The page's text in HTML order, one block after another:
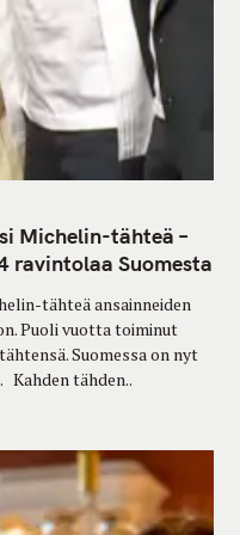
Michelin-tähteä –
ravintolaa Suomesta
tähteä ansainneiden
Puoli vuotta toiminut
Suomessa on nyt
tähden..